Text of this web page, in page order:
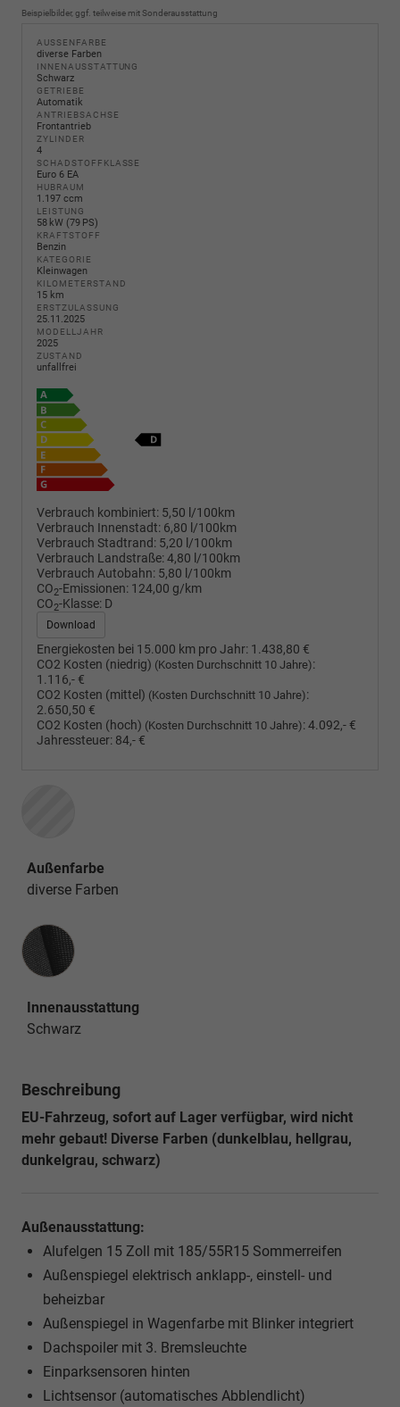
Beispielbilder, ggf. teilweise mit Sonderausstattung
AUSSENFARBE
diverse Farben
INNENAUSSTATTUNG
Schwarz
GETRIEBE
Automatik
ANTRIEBSACHSE
Frontantrieb
ZYLINDER
4
SCHADSTOFFKLASSE
Euro 6 EA
HUBRAUM
1.197 ccm
LEISTUNG
58 kW (79 PS)
KRAFTSTOFF
Benzin
KATEGORIE
Kleinwagen
KILOMETERSTAND
15 km
ERSTZULASSUNG
25.11.2025
MODELLJAHR
2025
ZUSTAND
unfallfrei
Verbrauch kombiniert: 5,50 l/100km
Verbrauch Innenstadt: 6,80 l/100km
Verbrauch Stadtrand: 5,20 l/100km
Verbrauch Landstraße:4,80 l/100km
Verbrauch Autobahn: 5,80 l/100km
CO2-Emissionen: 124,00 g/km
CO2-Klasse: D
Download
Energiekosten bei 15.000 km pro Jahr: 1.438,80 €
CO2 Kosten (niedrig) (Kosten Durchschnitt 10 Jahre):
1.116,- €
CO2 Kosten (mittel) (Kosten Durchschnitt 10 Jahre):
2.650,50 €
CO2 Kosten (hoch) (Kosten Durchschnitt 10 Jahre):4.092,- €
Jahressteuer: 84,- €
Außenfarbe
diverse Farben
Innenausstattung
Innenausstattung
Schwarz
Beschreibung
EU-Fahrzeug, sofort auf Lager verfügbar, wird nicht
mehr gebaut! Diverse Farben (dunkelblau, hellgrau,
dunkelgrau, schwarz)
Außenausstattung:
Alufelgen 15 Zoll mit 185/55R15 Sommerreifen
Außenspiegel elektrisch anklapp-, einstell- und
beheizbar
Außenspiegel in Wagenfarbe mit Blinker integriert
Dachspoiler mit 3. Bremsleuchte
Einparksensoren hinten
Lichtsensor (automatisches Abblendlicht)